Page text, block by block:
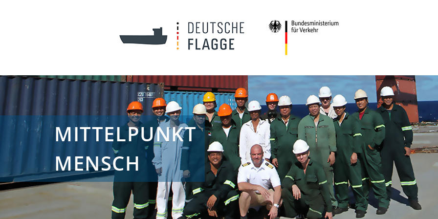
MITTELPUNKT
MENSCH